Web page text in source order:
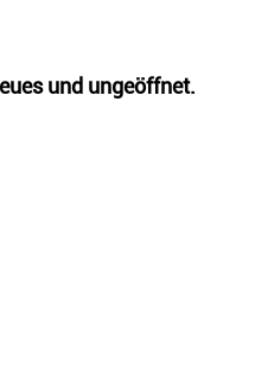
und ungeöffnet.